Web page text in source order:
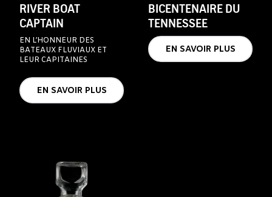
RIVER BOAT
CAPTAIN
EN L’HONNEUR DES
BATEAUX FLUVIAUX ET
LEUR CAPITAINES
EN SAVOIR PLUS
BICENTENAIRE DU
TENNESSEE
EN SAVOIR PLUS